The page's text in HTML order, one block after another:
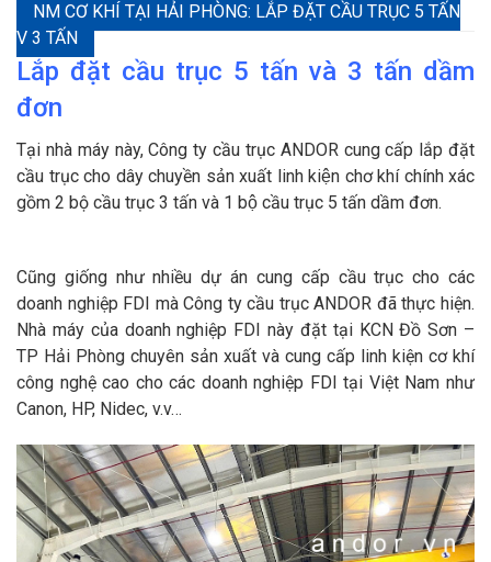
NM CƠ KHÍ TẠI HẢI PHÒNG: LẮP ĐẶT CẦU TRỤC 5 TẤN
V 3 TẤN
Lắp đặt cầu trục 5 tấn và 3 tấn dầm
đơn
Tại nhà máy này, Công ty cầu trục ANDOR cung cấp lắp đặt
cầu trục cho dây chuyền sản xuất linh kiện chơ khí chính xác
gồm 2 bộ cầu trục 3 tấn và 1 bộ cầu trục 5 tấn dầm đơn.
Cũng giống như nhiều dự án cung cấp cầu trục cho các
doanh nghiệp FDI mà Công ty cầu trục ANDOR đã thực hiện.
Nhà máy của doanh nghiệp FDI này đặt tại KCN Đồ Sơn –
TP Hải Phòng chuyên sản xuất và cung cấp linh kiện cơ khí
công nghệ cao cho các doanh nghiệp FDI tại Việt Nam như
Canon, HP, Nidec, v.v…